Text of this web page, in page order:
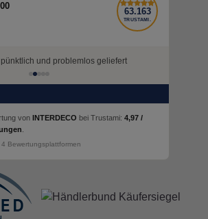
63.163
TRUSTAMI.
und problemlos geliefert
von INTERDECO bei Trustami: 4,97 /
Bewertungsplattformen